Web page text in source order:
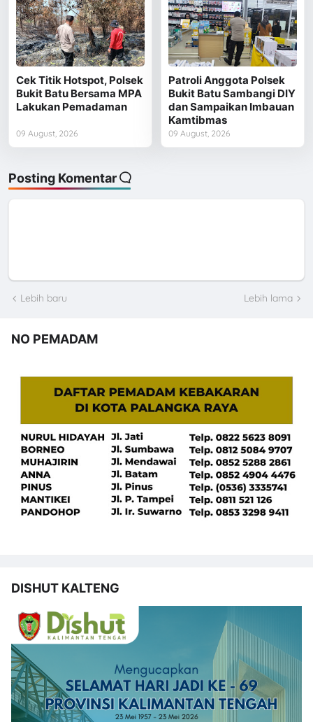
Cek Titik Hotspot, Polsek
Bukit Batu Bersama MPA
Lakukan Pemadaman
09 August, 2026
Patroli Anggota Polsek
Bukit Batu Sambangi DIY
dan Sampaikan Imbauan
Kamtibmas
09 August, 2026
Posting Komentar
Lebih baru Lebih lama
NO PEMADAM
DISHUT KALTENG